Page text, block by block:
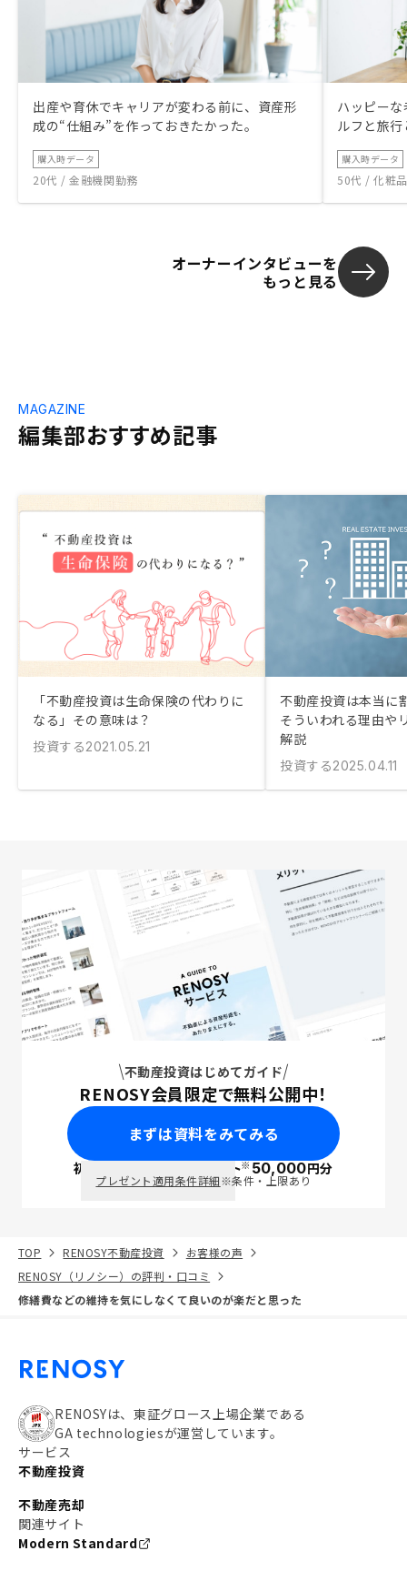
出産や育休でキャリアが変わる前に、資産形
成の“仕組み”を作っておきたかった。
購入時データ
20代 / 金融機関勤務
ハッピー
ルフと旅
購入時データ
50代 / 化粧
オーナーインタビューを
もっと見る
編集部おすすめ記事
MAGAZINE
「不動産投資は生命保険の代わりに
なる」その意味は？
投資する2021.05.21
不動産投資は本当に
そういわれる理由や
解説
投資する2025.04.11
不動産投資はじめてガイド
RENOSY会員限定で無料公開中！
まずは資料をみてみる
初回面談で ポイント※50,000円分
プレゼント適用条件詳細※条件・上限あり
TOP RENOSY不動産投資
お客様の声
RENOSY（リノシー）の評判・口コミ
修繕費などの維持を気にしなくて良いのが楽だと思った
RENOSYは、東証グロース上場企業である
GA technologiesが運営しています。
サービス
不動産投資
不動産売却
関連サイト
Modern Standard